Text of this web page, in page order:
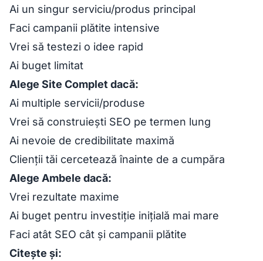
Ai un singur serviciu/produs principal
Faci campanii plătite intensive
Vrei să testezi o idee rapid
Ai buget limitat
Alege Site Complet dacă:
Ai multiple servicii/produse
Vrei să construiești SEO pe termen lung
Ai nevoie de credibilitate maximă
Clienții tăi cercetează înainte de a cumpăra
Alege Ambele dacă:
Vrei rezultate maxime
Ai buget pentru investiție inițială mai mare
Faci atât SEO cât și campanii plătite
Citește și: